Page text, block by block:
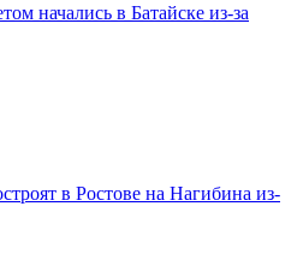
начались в Батайске из-за
в Ростове на Нагибина из-